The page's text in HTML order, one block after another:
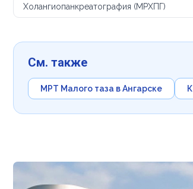
Холангиопанкреатография (МРХПГ)
См. также
МРТ Малого таза в Ангарске